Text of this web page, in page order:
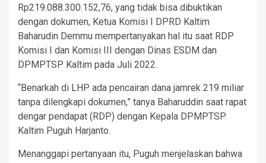
Rp219.088.300.152,76, yang tidak bisa dibuktikan
dengan dokumen, Ketua Komisi I DPRD Kaltim
Baharudin Demmu mempertanyakan hal itu saat RDP
Komisi I dan Komisi III dengan Dinas ESDM dan
DPMPTSP Kaltim pada Juli 2022.
“Benarkah di LHP ada pencairan dana jamrek 219 miliar
tanpa dilengkapi dokumen,” tanya Baharuddin saat rapat
dengar pendapat (RDP) dengan Kepala DPMPTSP
Kaltim Puguh Harjanto.
Menanggapi pertanyaan itu, Puguh menjelaskan bahwa